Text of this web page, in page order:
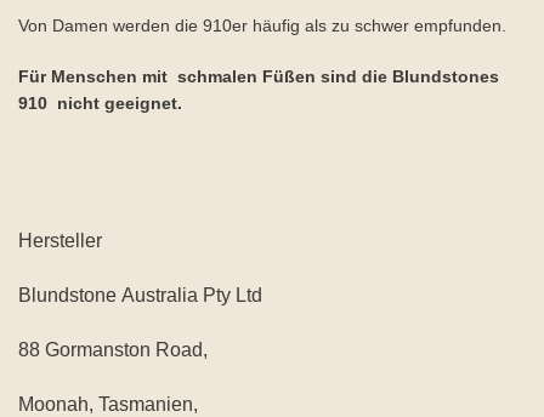
Von Damen werden die 910er häufig als zu schwer empfunden.
Für Menschen mit schmalen Füßen sind die Blundstones
910 nicht geeignet.
Hersteller
Blundstone Australia Pty Ltd
88 Gormanston Road,
Moonah, Tasmanien,